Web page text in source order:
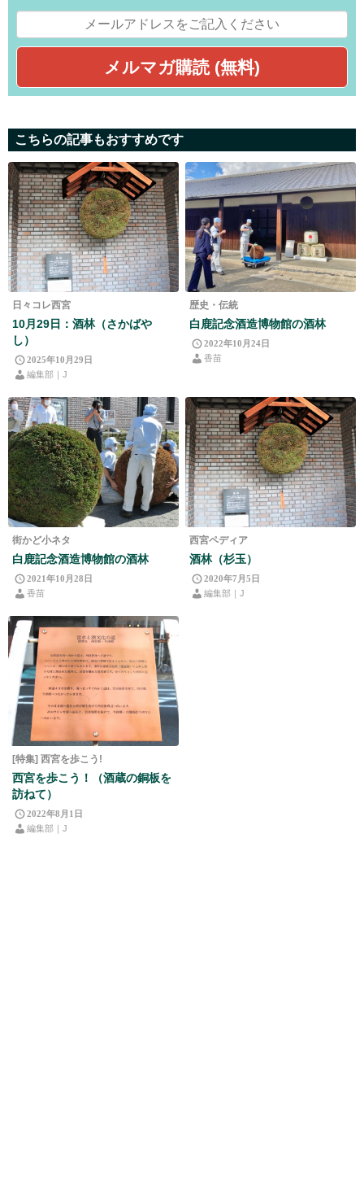
こちらの記事もおすすめです
日々コレ西宮
10月29日：酒林（さかばや
し）
2025年10月29日
編集部｜J
歴史・伝統
白鹿記念酒造博物館の酒林
2022年10月24日
香苗
街かど小ネタ
白鹿記念酒造博物館の酒林
2021年10月28日
香苗
西宮ペディア
酒林（杉玉）
2020年7月5日
編集部｜J
[特集] 西宮を歩こう!
西宮を歩こう！（酒蔵の銅板を
訪ねて）
2022年8月1日
編集部｜J